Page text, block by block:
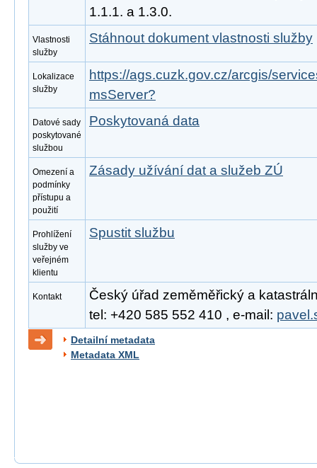
1.1.1. a 1.3.0.
Vlastnosti
služby
Stáhnout dokument vlastnosti služby
Lokalizace
služby
https://ags.cuzk.gov.cz/arcgis/
msServer?
Datové sady
poskytované
službou
Poskytovaná data
Omezení a
podmínky
přístupu a
použití
Zásady užívání dat a služeb ZÚ
Prohlížení
služby ve
veřejném
klientu
Spustit službu
Kontakt
Český úřad zeměměřický a
tel: +420 585 552 410 , e-mail:
Detailní metadata
Metadata XML